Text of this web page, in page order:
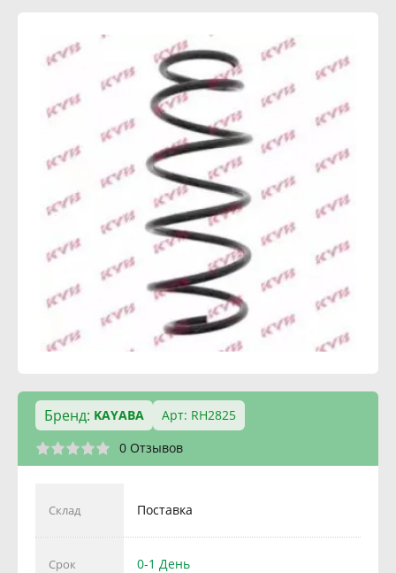
Бренд: KAYABA
Арт: RH2825
0 Отзывов
Склад Поставка
Срок 0-1 День